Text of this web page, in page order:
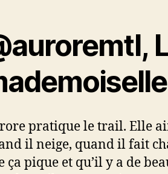
pratique le trail. Elle
il neige, quand il fait
ça pique et qu’il y a de